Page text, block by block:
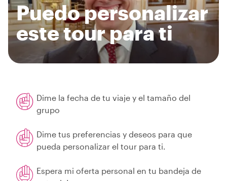
Puedo personalizar
este tour para ti
Dime la fecha de tu viaje y el tamaño del
grupo
Dime tus preferencias y deseos para que
pueda personalizar el tour para ti.
Espera mi oferta personal en tu bandeja de